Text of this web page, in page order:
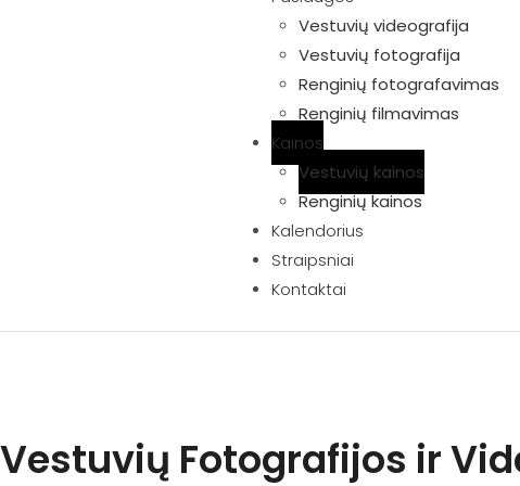
Vestuvių videografija
Vestuvių fotografija
Renginių fotografavimas
Renginių filmavimas
Kainos
Vestuvių kainos
Renginių kainos
Kalendorius
Straipsniai
Kontaktai
Vestuvių Fotografijos ir